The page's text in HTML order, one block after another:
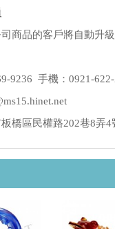
司商品的客戶將自動升
9236 手機：0921-
橋區民權路202巷8弄4